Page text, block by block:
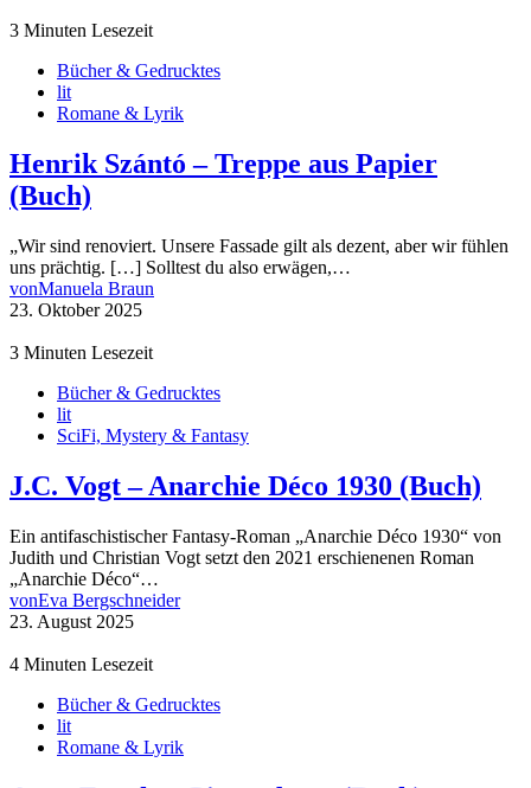
3 Minuten Lesezeit
Bücher & Gedrucktes
lit
Romane & Lyrik
Henrik Szántó – Treppe aus Papier
(Buch)
„Wir sind renoviert. Unsere Fassade gilt als dezent, aber wir fühlen
uns prächtig. […] Solltest du also erwägen,…
vonManuela Braun
23. Oktober 2025
3 Minuten Lesezeit
Bücher & Gedrucktes
lit
SciFi, Mystery & Fantasy
J.C. Vogt – Anarchie Déco 1930 (Buch)
Ein antifaschistischer Fantasy-Roman „Anarchie Déco 1930“ von
Judith und Christian Vogt setzt den 2021 erschienenen Roman
„Anarchie Déco“…
vonEva Bergschneider
23. August 2025
4 Minuten Lesezeit
Bücher & Gedrucktes
lit
Romane & Lyrik